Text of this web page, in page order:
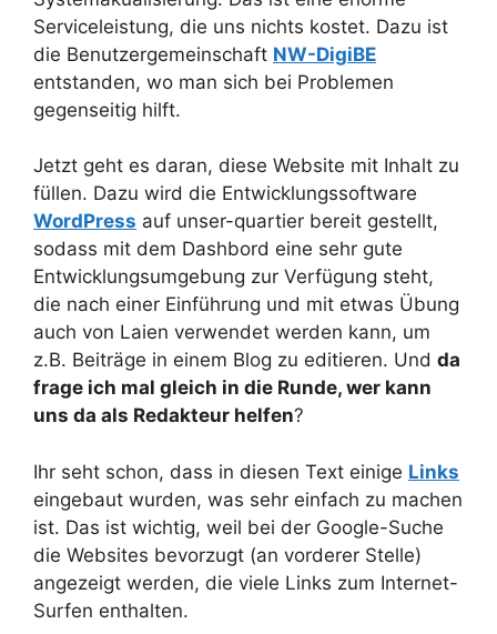
Serviceleistung, die uns nichts kostet. Dazu ist
die Benutzergemeinschaft NW-DigiBE
entstanden, wo man sich bei Problemen
gegenseitig hilft.
Jetzt geht es daran, diese Website mit Inhalt zu
füllen. Dazu wird die Entwicklungssoftware
WordPress auf unser-quartier bereit gestellt,
sodass mit dem Dashbord eine sehr gute
Entwicklungsumgebung zur Verfügung steht,
die nach einer Einführung und mit etwas Übung
auch von Laien verwendet werden kann, um
z.B. Beiträge in einem Blog zu editieren. Und da
frage ich mal gleich in die Runde, wer kann
uns da als Redakteur helfen?
Ihr seht schon, dass in diesen Text einige Links
eingebaut wurden, was sehr einfach zu machen
ist. Das ist wichtig, weil bei der Google-Suche
die Websites bevorzugt (an vorderer Stelle)
angezeigt werden, die viele Links zum Internet-
Surfen enthalten.